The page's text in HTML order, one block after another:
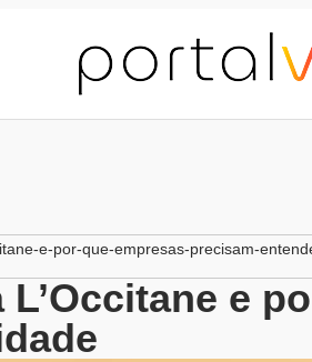
e-por-que-empresas-precisam-
e